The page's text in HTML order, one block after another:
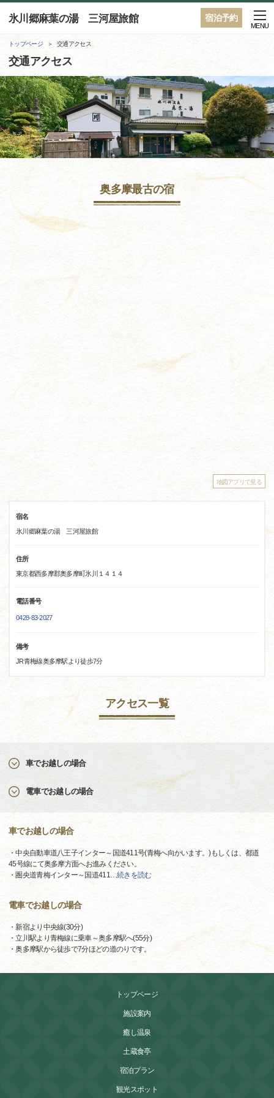
宿泊予約
氷川郷麻葉の湯 三河屋旅館
MENU
トップページ 交通アクセス
交通アクセス
奥多摩最古の宿
地図アプリで見る
宿名
氷川郷麻葉の湯 三河屋旅館
住所
東京都西多摩郡奥多摩町氷川１４１４
電話番号
0428-83-2027
備考
JR青梅線奥多摩駅より徒歩7分
アクセス一覧
車でお越しの場合
電車でお越しの場合
車でお越しの場合
・中央自動車道八王子インター～国道411号(青梅へ向かいます。)もしくは、都道
45号線にて奥多摩方面へお進みください。
・圏央道青梅インター～国道411…続きを読む
電車でお越しの場合
・新宿より中央線(30分)
・立川駅より青梅線に乗車～奥多摩駅へ(55分)
・奥多摩駅から徒歩で7分ほどの道のりです。
トップページ
施設案内
癒し温泉
土蔵食亭
宿泊プラン
観光スポット